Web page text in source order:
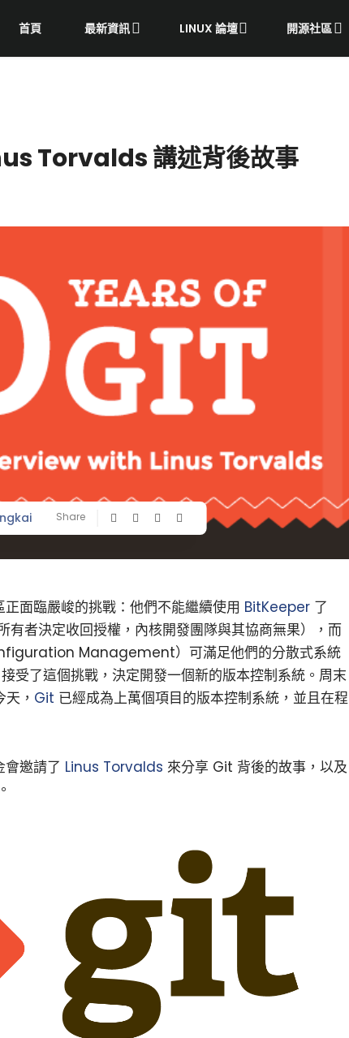
首頁 最新資訊 LINUX 論壇 開源社區
Torvalds 講述背後故事
Share
正面臨嚴峻的挑戰：他們不能繼續使用 BitKeeper 了
有者決定收回授權，內核開發團隊與其協商無果），而
Management）可滿足他們的分散式系統
接受了這個挑戰，決定開發一個新的版本控制系統。周末
， Git 已經成為上萬個項目的版本控制系統，並且在程
邀請了 Linus Torvalds 來分享 Git 背後的故事，以及